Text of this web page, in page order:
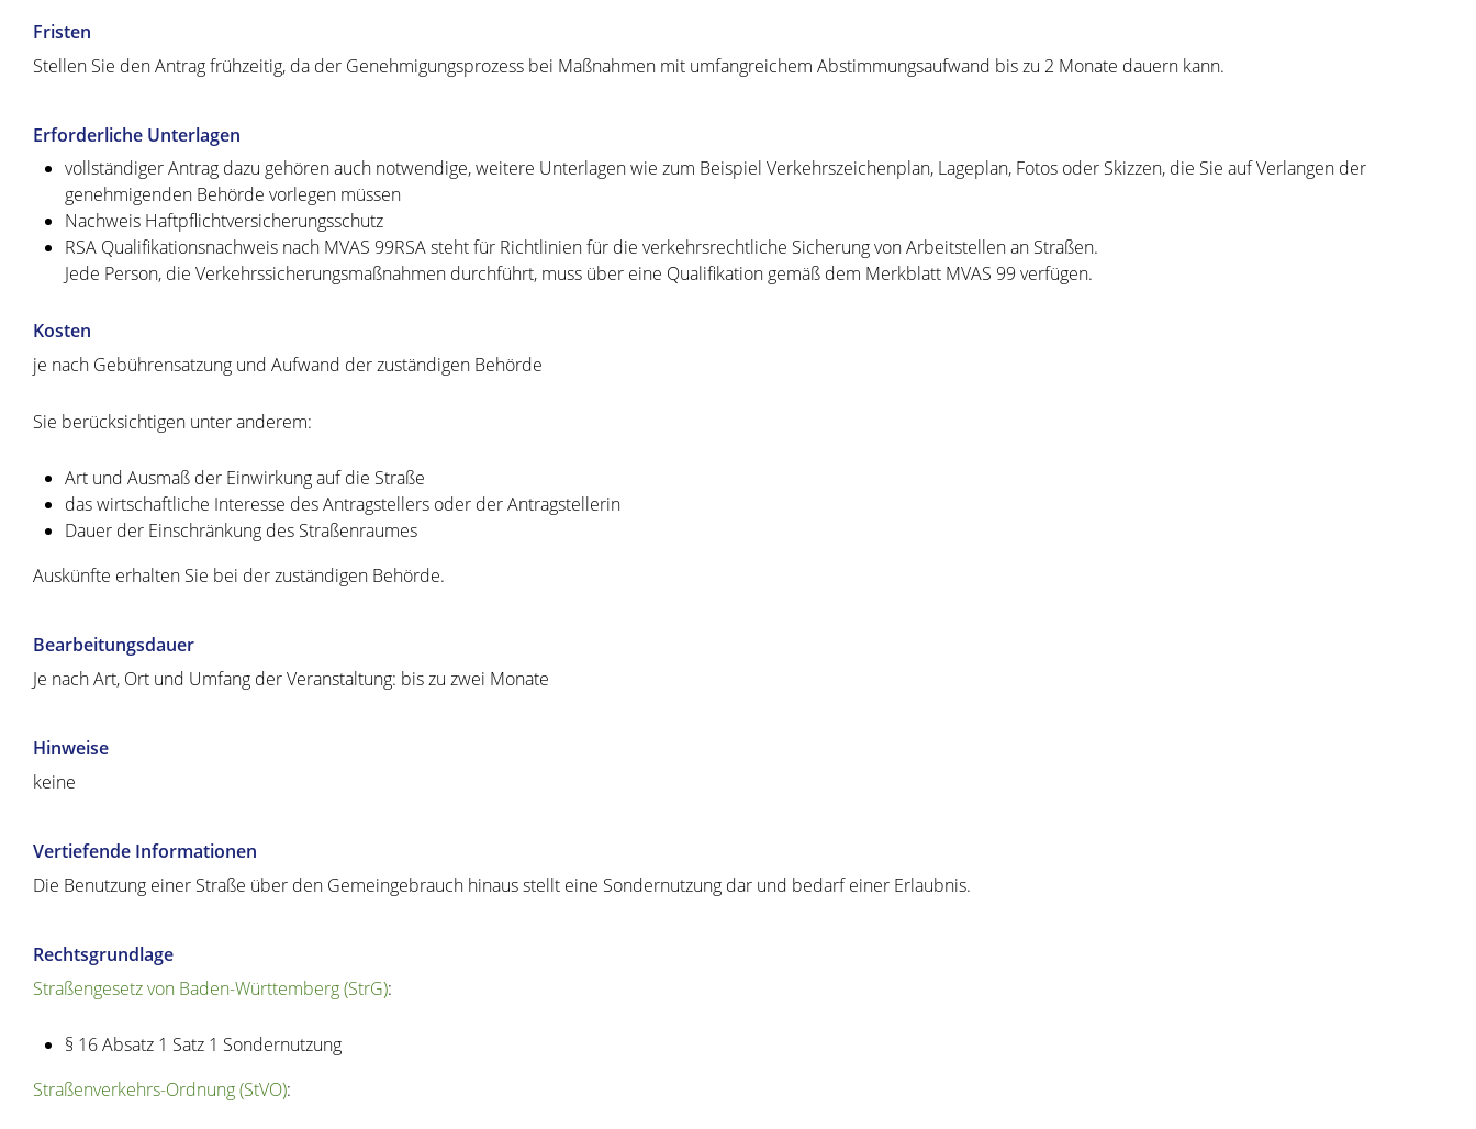
Fristen
Stellen Sie den Antrag frühzeitig, da der Genehmigungsprozess bei Maßnahmen mit umfangreichem Abstimmungsaufwand bis zu 2 Monate dauern kann.
Erforderliche Unterlagen
vollständiger Antrag dazu gehören auch notwendige, weitere Unterlagen wie zum Beispiel Verkehrszeichenplan, Lageplan, Fotos oder Skizzen, die Sie auf Verlangen der
genehmigenden Behörde vorlegen müssen
Nachweis Haftpflichtversicherungsschutz
RSA Qualifikationsnachweis nach MVAS 99RSA steht für Richtlinien für die verkehrsrechtliche Sicherung von Arbeitstellen an Straßen.
Jede Person, die Verkehrssicherungsmaßnahmen durchführt, muss über eine Qualifikation gemäß dem Merkblatt MVAS 99 verfügen.
Kosten
je nach Gebührensatzung und Aufwand der zuständigen Behörde
Sie berücksichtigen unter anderem:
Art und Ausmaß der Einwirkung auf die Straße
das wirtschaftliche Interesse des Antragstellers oder der Antragstellerin
Dauer der Einschränkung des Straßenraumes
Auskünfte erhalten Sie bei der zuständigen Behörde.
Bearbeitungsdauer
Je nach Art, Ort und Umfang der Veranstaltung: bis zu zwei Monate
Hinweise
keine
Vertiefende Informationen
Die Benutzung einer Straße über den Gemeingebrauch hinaus stellt eine Sondernutzung dar und bedarf einer Erlaubnis.
Rechtsgrundlage
Straßengesetz von Baden-Württemberg (StrG):
§ 16 Absatz 1 Satz 1 Sondernutzung
Straßenverkehrs-Ordnung (StVO):